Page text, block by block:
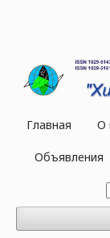
Главная О
Объявления